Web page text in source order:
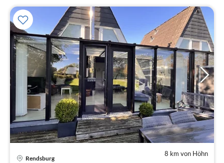
8 km von Höhn
Rendsburg